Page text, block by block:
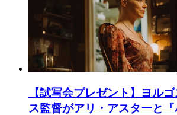
【試写会プレゼント】ヨル
ス監督がアリ・アスターと